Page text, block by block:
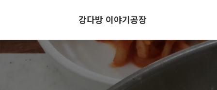
강다방 이야기공장